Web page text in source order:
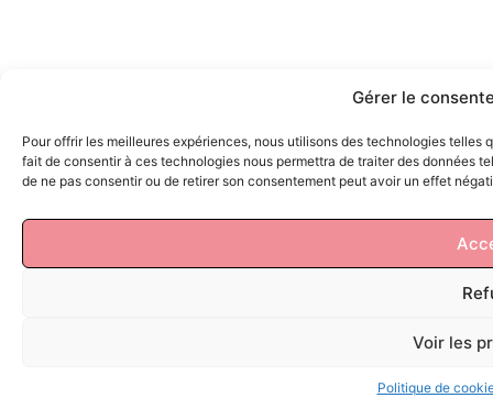
Gérer le
Pour offrir les meilleures expériences, nous utilisons des technologies
fait de consentir à ces technologies nous permettra de traiter des données
de ne pas consentir ou de retirer son consentement peut avoir un effet
Voir les
Politique de